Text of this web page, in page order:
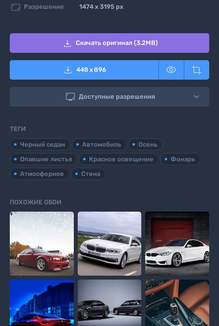
 Разрешение 1474 x 3195 px
 Скачать оригинал (3.2MB)
 448 x896  
 Доступные разрешения
ТЕГИ
Черный седан Автомобиль
Осень
Опавшие листья
Красное освещение
Фонарь
Атмосферное
Стена
ПОХОЖИЕ ОБОИ